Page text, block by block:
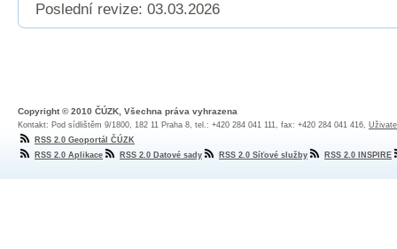
Poslední revize: 03.03.2026
Copyright © 2010 ČÚZK, Všechna práva vyhrazena
Kontakt: Pod sídlištěm 9/1800, 182 11 Praha 8, tel.: +420 284 041 111, fax: +420 284 041 416,
RSS 2.0 Geoportál ČÚZK
RSS 2.0 Aplikace
RSS 2.0 Datové sady RSS 2.0 Síťové služby RSS 2.0 INSPIRE